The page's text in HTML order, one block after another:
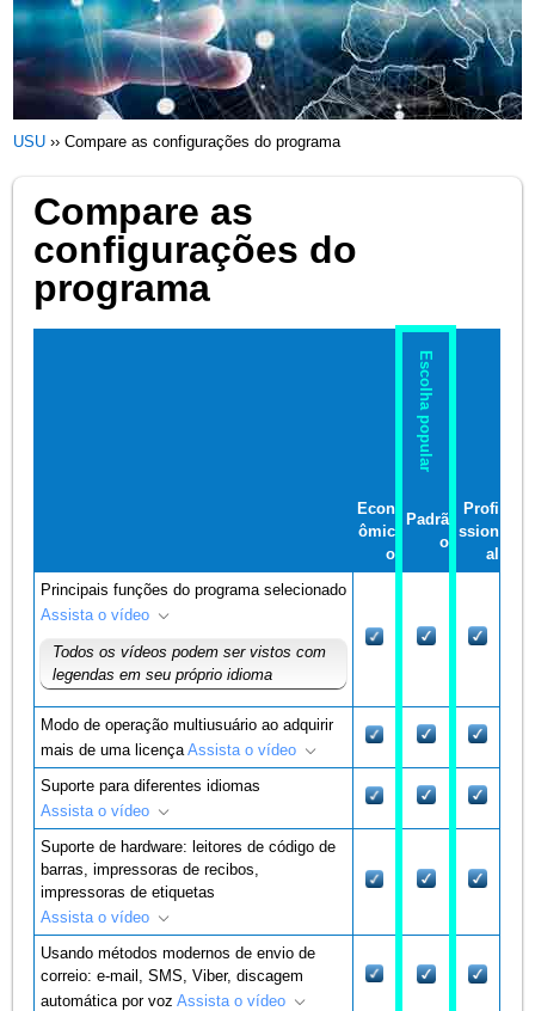
USU ››Compare as configurações do programa
Compare as
configurações do
programa
Escolha popular
Econ
ômic
o
Padrã
o
Profi
ssion
al
Principais funções do programa selecionado
Assista o vídeo
Todos os vídeos podem ser vistos com
legendas em seu próprio idioma
Modo de operação multiusuário ao adquirir
mais de uma licençaAssista o vídeo
Suporte para diferentes idiomas
Assista o vídeo
Suporte de hardware: leitores de código de
barras, impressoras de recibos,
impressoras de etiquetas
Assista o vídeo
Usando métodos modernos de envio de
correio: e-mail, SMS, Viber, discagem
automática por vozAssista o vídeo